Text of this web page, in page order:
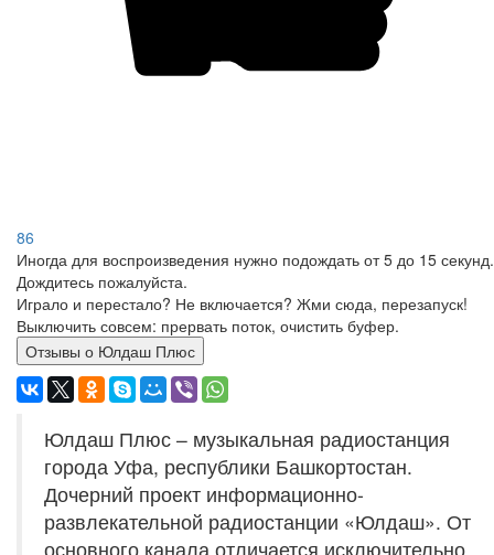
86
Иногда для воспроизведения нужно подождать от 5 до 15 секунд.
Дождитесь пожалуйста.
Играло и перестало? Не включается? Жми сюда, перезапуск!
Выключить совсем: прервать поток, очистить буфер.
Отзывы о Юлдаш Плюс
Юлдаш Плюс – музыкальная радиостанция
города Уфа, республики Башкортостан.
Дочерний проект информационно-
развлекательной радиостанции «Юлдаш». От
основного канала отличается исключительно